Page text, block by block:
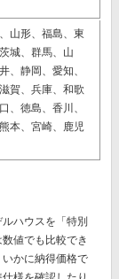
山形、福島、東
城、群馬、山
、静岡、愛知、
賀、兵庫、和歌
、徳島、香川、
本、宮崎、鹿児
ハウスを「特別
値でも比較でき
かに納得価格で